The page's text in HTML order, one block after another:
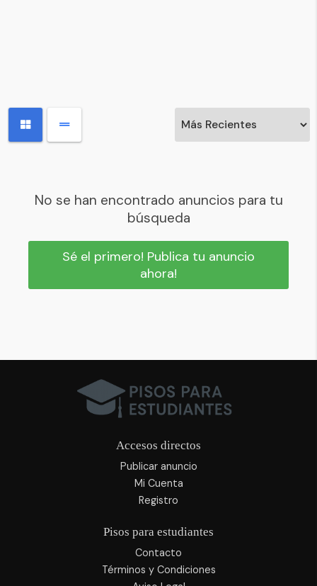
No se han encontrado anuncios para tu
búsqueda
Sé el primero! Publica tu anuncio
ahora!
Accesos directos
Publicar anuncio
Mi Cuenta
Registro
Pisos para estudiantes
Contacto
Términos y Condiciones